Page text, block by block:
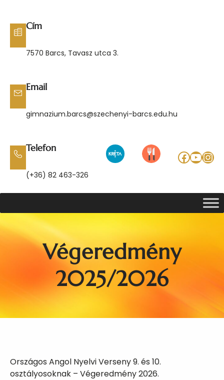
tartalomhoz
Cím
7570 Barcs, Tavasz utca 3.
Email
gimnazium.barcs@szechenyi-barcs.edu.hu
Telefon
(+36) 82 463-326
Végeredmény
2025/2026
Országos Angol Nyelvi Verseny 9. és 10.
osztályosoknak – Végeredmény 2026.